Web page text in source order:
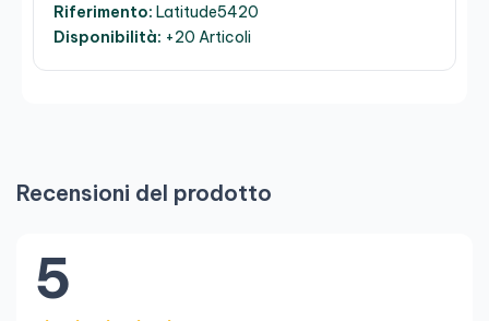
Riferimento: Latitude5420
Disponibilità: +20 Articoli
Recensioni del prodotto
5